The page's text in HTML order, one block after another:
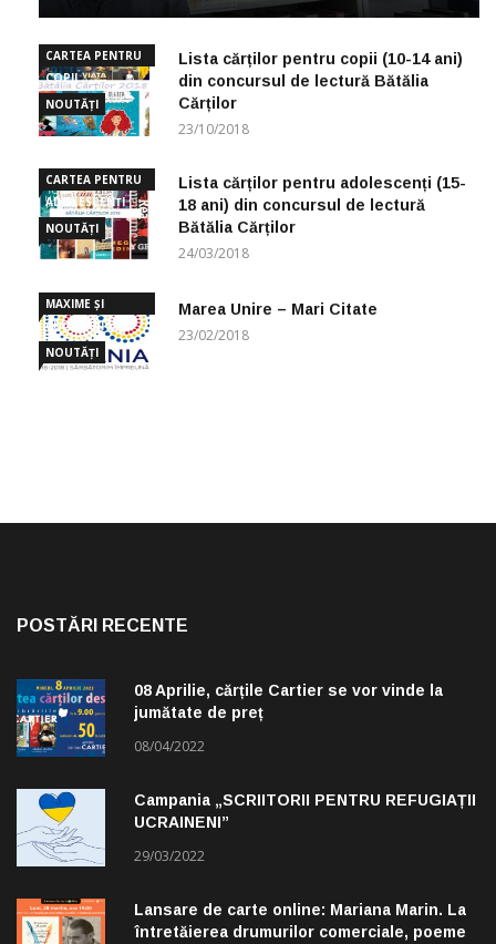
CARTEA PENTRU
COPII
NOUTĂȚI
Lista cărților pentru copii (10-14 ani)
din concursul de lectură Bătălia
Cărților
23/10/2018
CARTEA PENTRU
ADOLESCENȚI
NOUTĂȚI
Lista cărților pentru adolescenți (15-
18 ani) din concursul de lectură
Bătălia Cărților
24/03/2018
MAXIME ȘI
CUGETĂRI
NOUTĂȚI
Marea Unire – Mari Citate
23/02/2018
POSTĂRI RECENTE
08 Aprilie, cărțile Cartier se vor vinde la
jumătate de preț
08/04/2022
Campania „SCRIITORII PENTRU REFUGIAȚII
UCRAINENI”
29/03/2022
Lansare de carte online: Mariana Marin. La
întretăierea drumurilor comerciale, poeme